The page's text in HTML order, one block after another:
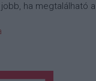
ha megtalálható a